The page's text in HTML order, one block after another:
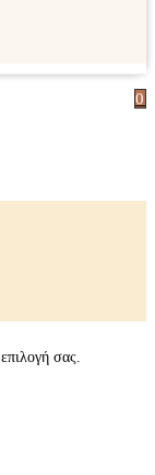
0
σας.